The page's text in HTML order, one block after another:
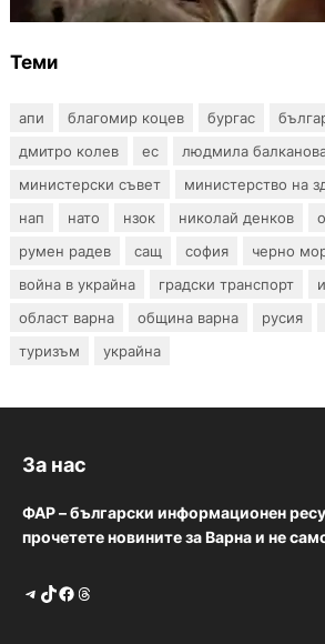
Теми
апи благомир коцев бургас
дмитро колев
ес людмила
министерски съвет
министерство на
нап
нато нзок николай денков
румен радев
сащ софия черно
война в украйна
градски транспорт
област варна
община варна русия
туризъм
украйна
За нас
ФАР – български информационен
прочетете новините за Варна и не
Telegram TikTok Facebook Threads